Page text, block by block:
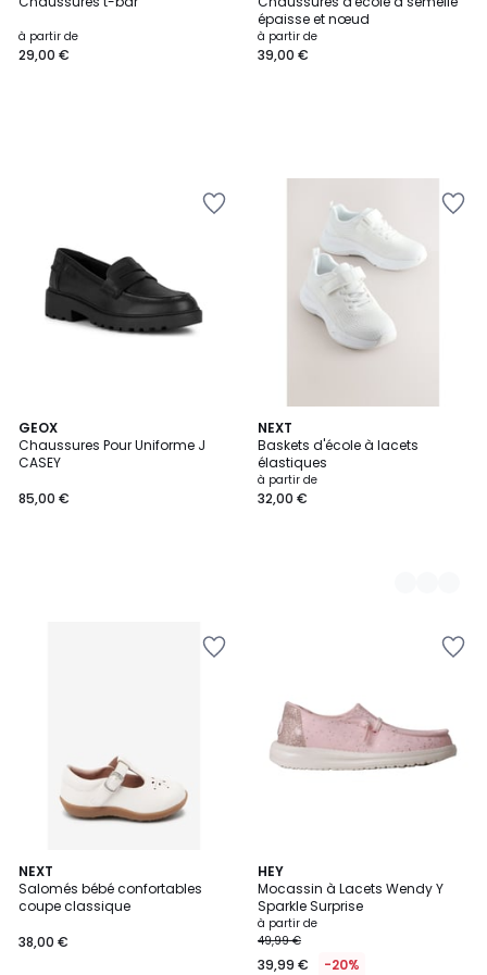
à partir de
29,00 €
épaisse et nœud
à partir de
39,00 €
GEOX
Chaussures Pour Uniforme J
CASEY
85,00 €
NEXT
Baskets d'école à lacets
élastiques
à partir de
32,00 €
4
Couleurs
NEXT
Salomés bébé confortables
coupe classique
38,00 €
2
Couleurs
HEY
Mocassin à Lacets Wendy Y
Sparkle Surprise
à partir de
49,99 €
39,99 € -20%